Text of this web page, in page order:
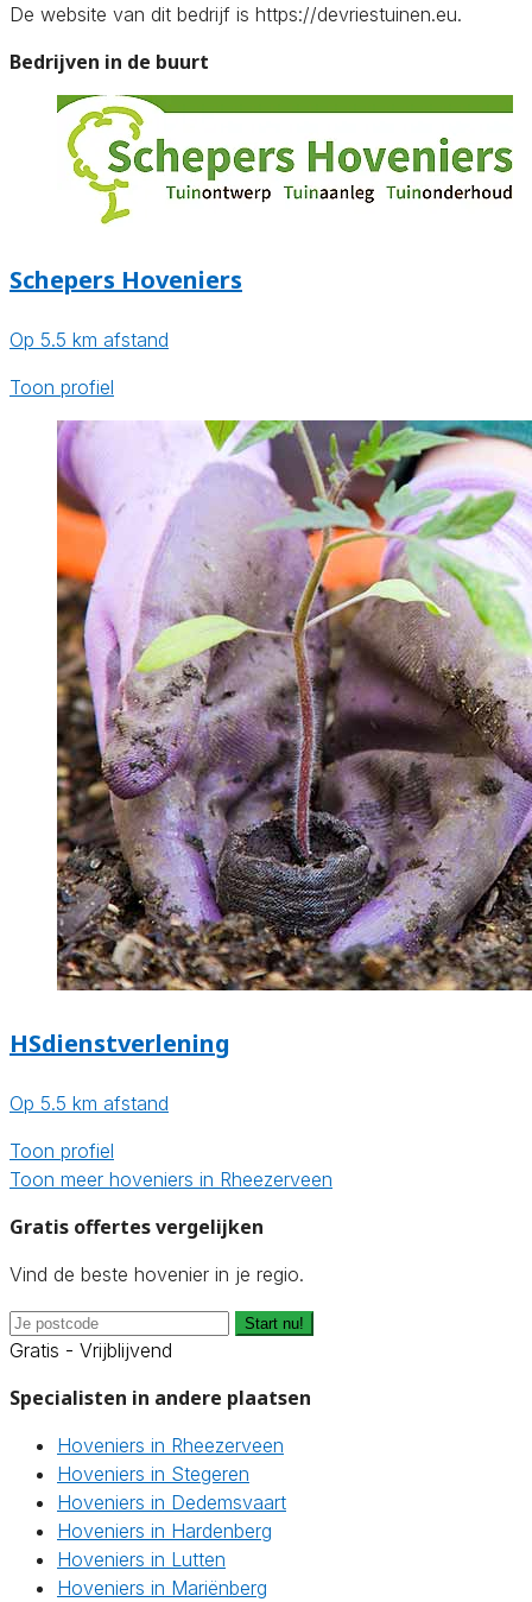
De website van dit bedrijf is https://devriestuinen.eu.
Bedrijven in de buurt
Schepers Hoveniers
Op 5.5 km afstand
Toon profiel
HSdienstverlening
Op 5.5 km afstand
Toon profiel
Toon meer hoveniers in Rheezerveen
Gratis offertes vergelijken
Vind de beste hovenier in je regio.
Start nu!
Gratis - Vrijblijvend
Specialisten in andere plaatsen
Hoveniers in Rheezerveen
Hoveniers in Stegeren
Hoveniers in Dedemsvaart
Hoveniers in Hardenberg
Hoveniers in Lutten
Hoveniers in Mariënberg